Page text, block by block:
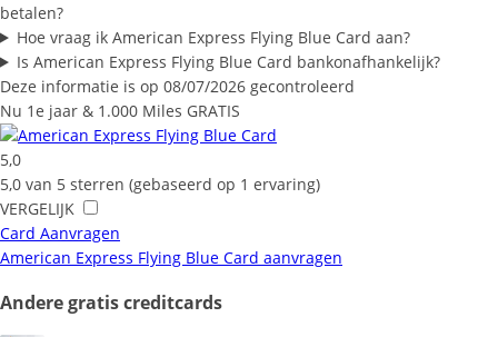
betalen?
Hoe vraag ik American Express Flying Blue Card aan?
Is American Express Flying Blue Card bankonafhankelijk?
Deze informatie is op 08/07/2026 gecontroleerd
Nu 1e jaar & 1.000 Miles GRATIS
5,0
5,0 van 5 sterren (gebaseerd op 1 ervaring)
VERGELIJK
Card Aanvragen
American Express Flying Blue Card aanvragen
Andere gratis creditcards